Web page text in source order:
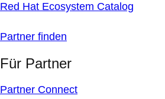
Red Hat Ecosystem Catalog
Partner finden
Für Partner
Partner Connect